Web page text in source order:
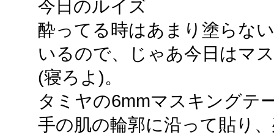
今日のルイズ
酔ってる時はあまり塗らな
いるので、じゃあ今日はマ
(寝ろよ)。
タミヤの6mmマスキングテ
手の肌の輪郭に沿って貼り